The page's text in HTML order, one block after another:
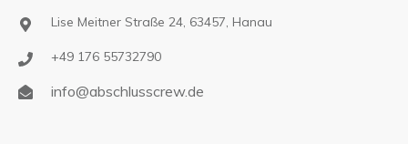
Lise Meitner Straße 24, 63457, Hanau
+49 176 55732790
info@abschlusscrew.de